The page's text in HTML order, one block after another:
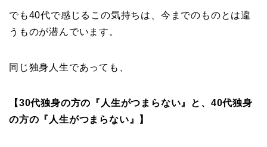
でも40代で感じるこの気持ちは、今までのものとは違
うものが潜んでいます。
同じ独身人生であっても、
【30代独身の方の『人生がつまらない』と、40代独身
の方の『人生がつまらない』】